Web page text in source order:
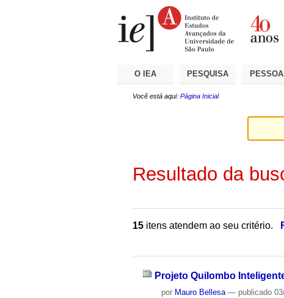
O IEA PESQUISA
Você está aqui: Página Inicial
Resultado da
15 itens atendem ao seu critério.
Projeto Quilombo
por Mauro Bellesa — publicado